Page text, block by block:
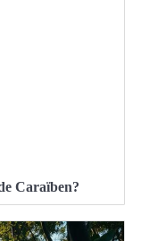
Caraïben?